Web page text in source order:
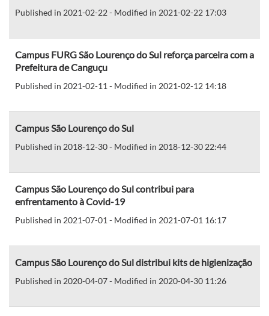
Published in 2021-02-22 - Modified in 2021-02-22 17:03
Campus FURG São Lourenço do Sul reforça parceira com a
Prefeitura de Canguçu
Published in 2021-02-11 - Modified in 2021-02-12 14:18
Campus São Lourenço do Sul
Published in 2018-12-30 - Modified in 2018-12-30 22:44
Campus São Lourenço do Sul contribui para
enfrentamento à Covid-19
Published in 2021-07-01 - Modified in 2021-07-01 16:17
Campus São Lourenço do Sul distribui kits de higienização
Published in 2020-04-07 - Modified in 2020-04-30 11:26